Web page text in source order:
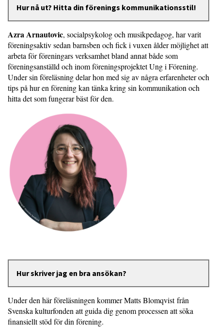
Hur nå ut? Hitta din förenings kommunikationsstil!
Azra Arnautovic, socialpsykolog och musikpedagog, har varit
föreningsaktiv sedan barnsben och fick i vuxen ålder möjlighet att
arbeta för föreningars verksamhet bland annat både som
föreningsanställd och inom föreningsprojektet Ung i Förening.
Under sin föreläsning delar hon med sig av några erfarenheter och
tips på hur en förening kan tänka kring sin kommunikation och
hitta det som fungerar bäst för den.
Hur skriver jag en bra ansökan?
Under den här föreläsningen kommer Matts Blomqvist från
Svenska kulturfonden att guida dig genom processen att söka
finansiellt stöd för din förening.